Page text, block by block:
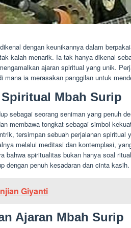
dengan keunikannya dalam
kalah menarik. Ia tak hanya dikenal
ajaran spiritual yang unik.
mana ia merasakan panggilan untuk
Mbah Surip
sebagai seorang seniman yang penuh
membawa tongkat sebagai simbol
tersimpan sebuah perjalanan spiritual
melalui meditasi dan kontemplasi,
bahwa spiritualitas bukan hanya soal
dengan penuh kesadaran dan cinta kasih.
Giyanti
Ajaran Mbah Surip